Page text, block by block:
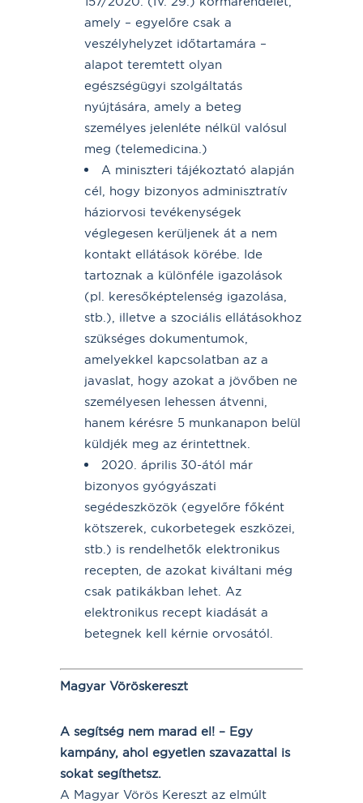
amely – egyelőre csak a
veszélyhelyzet időtartamára –
alapot teremtett olyan
egészségügyi szolgáltatás
nyújtására, amely a beteg
személyes jelenléte nélkül valósul
meg (telemedicina.)
A miniszteri tájékoztató alapján
cél, hogy bizonyos adminisztratív
háziorvosi tevékenységek
véglegesen kerüljenek át a nem
kontakt ellátások körébe. Ide
tartoznak a különféle igazolások
(pl. keresőképtelenség igazolása,
stb.), illetve a szociális ellátásokhoz
szükséges dokumentumok,
amelyekkel kapcsolatban az a
javaslat, hogy azokat a jövőben ne
személyesen lehessen átvenni,
hanem kérésre 5 munkanapon belül
küldjék meg az érintettnek.
2020. április 30-ától már
bizonyos gyógyászati
segédeszközök (egyelőre főként
kötszerek, cukorbetegek eszközei,
stb.) is rendelhetők elektronikus
recepten, de azokat kiváltani még
csak patikákban lehet. Az
elektronikus recept kiadását a
betegnek kell kérnie orvosától.
Magyar Vöröskereszt
A segítség nem marad el! – Egy
kampány, ahol egyetlen szavazattal is
sokat segíthetsz.
A Magyar Vörös Kereszt az elmúlt